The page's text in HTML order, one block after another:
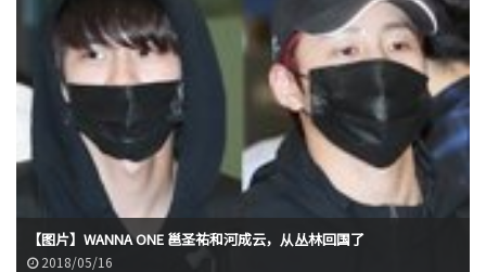
【图片】WANNA ONE 邕圣祐和河成云，从丛林回国了
2018/05/16